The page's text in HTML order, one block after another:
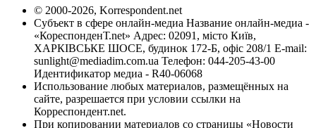
© 2000-2026, Korrespondent.net
Субъект в сфере онлайн-медиа Название онлайн-медиа -
«КореспонденТ.net» Адрес: 02091, місто Київ,
ХАРКІВСЬКЕ ШОСЕ, будинок 172-Б, офіс 208/1 E-mail:
sunlight@mediadim.com.ua Телефон: 044-205-43-00
Идентификатор медиа - R40-06068
Использование любых материалов, размещённых на
сайте, разрешается при условии ссылки на
Корреспондент.net.
При копировании материалов со страницы «Новости